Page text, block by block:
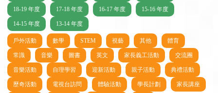
18-19 年度 17-18 年度 16-17 年度 15-16 年度
14-15 年度 13-14 年度
戶外活動 數學 STEM 視藝 其他 體育
常識 音樂 圖書 英文 家長義工活動 交流團
音樂活動 自理學習 迎新活動 親子活動 典禮活動
歷奇活動 電視台訪問 體驗活動 學長計劃 家長講座